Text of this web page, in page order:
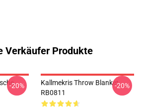
Verkäufer Produkte
-20%
Kallmekris Throw Blanket
RB0811
-20%